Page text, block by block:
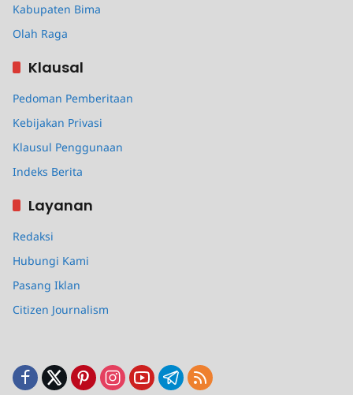
Kabupaten Bima
Olah Raga
Klausal
Pedoman Pemberitaan
Kebijakan Privasi
Klausul Penggunaan
Indeks Berita
Layanan
Redaksi
Hubungi Kami
Pasang Iklan
Citizen Journalism